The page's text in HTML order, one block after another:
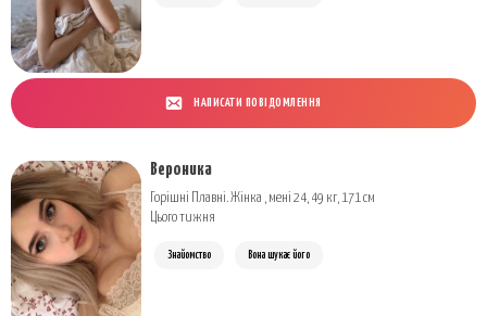
НАПИСАТИ ПОВІДОМЛЕННЯ
Вероника
Горішні Плавні. Жінка , мені 24, 49 кг, 171 см
Цього тижня
Знайомство Вона шукає його